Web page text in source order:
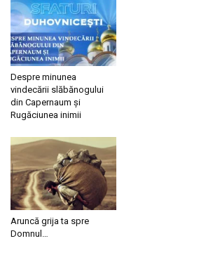
Despre minunea
vindecării slăbănogului
din Capernaum și
Rugăciunea inimii
Aruncă grija ta spre
Domnul…